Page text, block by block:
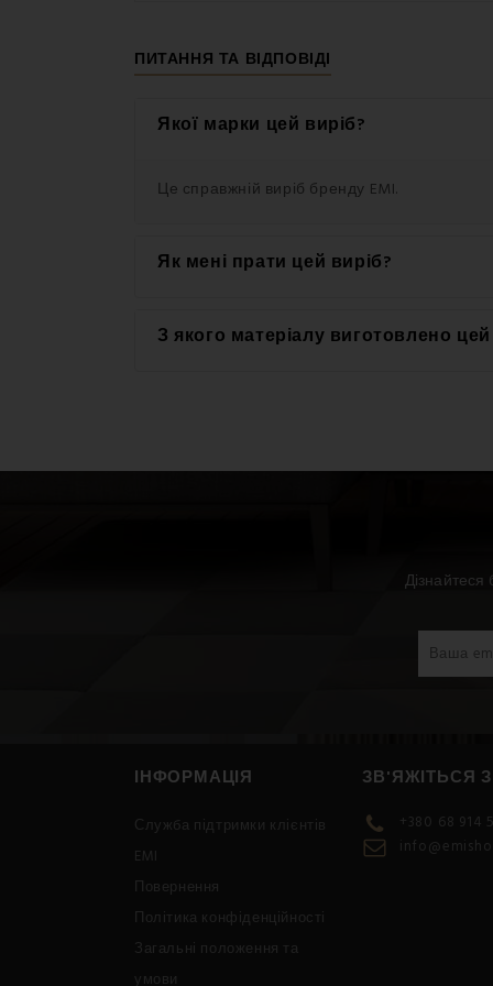
ΠИТАННЯ ТА ВІДПОВІДІ
Якої марки цей виріб?
Це справжній виріб бренду EMI.
Як мені прати цей виріб?
Для досягнення найкращих результатів
З якого матеріалу виготовлено
Дізнайтеся
ІНФОРМАЦІЯ
Служба підтримки клієнтів
EMI
Повернення
Політика конфіденційності
Загальні положення та
умови
ЗВ'ЯЖІТЬСЯ
+380 68 914